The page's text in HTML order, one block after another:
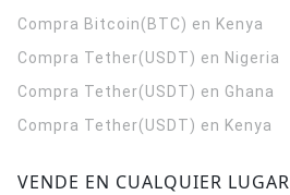
Compra Bitcoin(BTC) en Kenya
Compra Tether(USDT) en Nigeria
Compra Tether(USDT) en Ghana
Compra Tether(USDT) en Kenya
VENDE EN CUALQUIER LUGAR